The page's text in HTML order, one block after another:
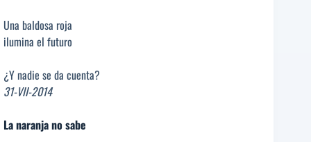
Una baldosa roja
ilumina el futuro
¿Y nadie se da cuenta?
31-VII-2014
La naranja no sabe